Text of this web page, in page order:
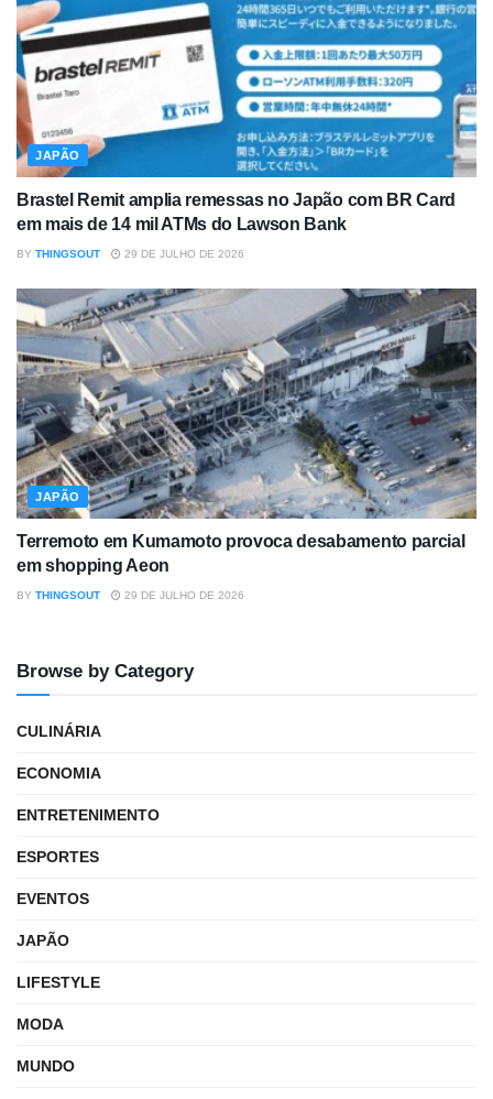
JAPÃO
Brastel Remit amplia remessas no Japão com BR Card
em mais de 14 mil ATMs do Lawson Bank
BY THINGSOUT 29 DE JULHO DE 2026
JAPÃO
Terremoto em Kumamoto provoca desabamento parcial
em shopping Aeon
BY THINGSOUT 29 DE JULHO DE 2026
Browse by Category
CULINÁRIA
ECONOMIA
ENTRETENIMENTO
ESPORTES
EVENTOS
JAPÃO
LIFESTYLE
MODA
MUNDO